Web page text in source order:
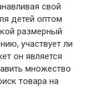
свой
детей оптом
размерный
участвует ли
он является
множество
товара на